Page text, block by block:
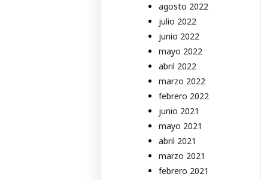
agosto 2022
julio 2022
junio 2022
mayo 2022
abril 2022
marzo 2022
febrero 2022
junio 2021
mayo 2021
abril 2021
marzo 2021
febrero 2021